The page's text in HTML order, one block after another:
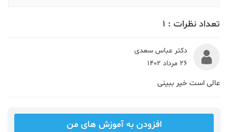
تعداد نظرات : 1
دکتر عباس سعدی
26 مرداد 1402
عالی است خیر ببینی
افزودن به آموزش های من